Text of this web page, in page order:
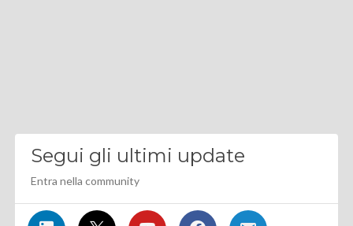
Segui gli ultimi update
Entra nella community